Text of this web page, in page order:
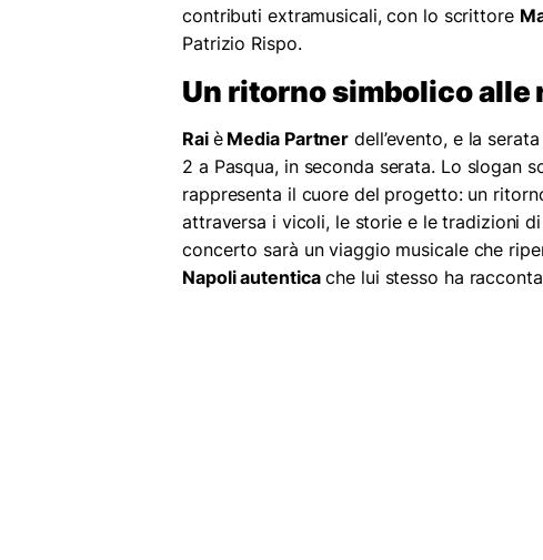
contributi extramusicali, con lo scrittore
Patrizio Rispo.
Un ritorno simbolico alle
Rai èMedia Partner dell’evento, e la
2 a Pasqua, in seconda serata. Lo slogan
rappresenta il cuore del progetto: un
attraversa i vicoli, le storie e le tradizioni
concerto sarà un viaggio musicale che
Napoli autenticache lui stesso ha